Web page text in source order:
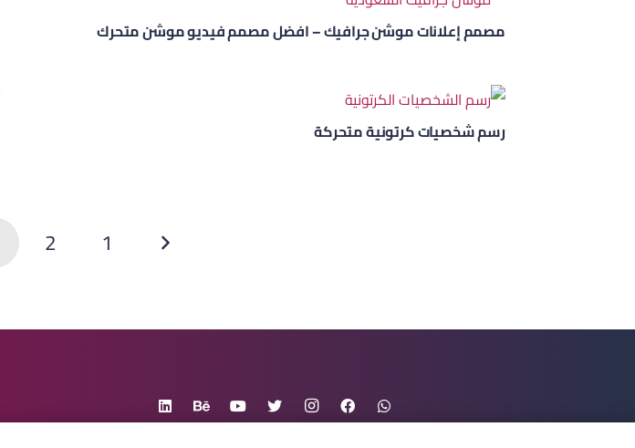
مصمم إعلانات موشن جرافيك – افضل مصمم فيديو موشن متحرك
رسم شخصيات كرتونية متحركة
1
2